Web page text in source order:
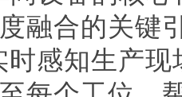
融合的关键
时感知生产